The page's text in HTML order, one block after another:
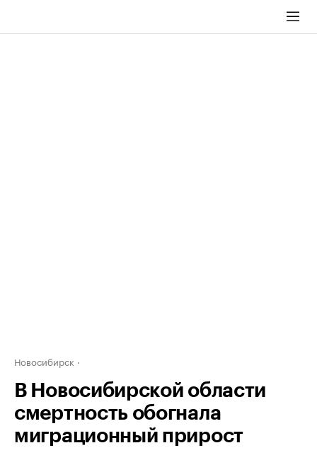
Новосибирск
В Новосибирской области
смертность обогнала
миграционный прирост